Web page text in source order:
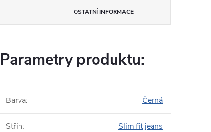
OSTATNÍ INFORMACE
Parametry produktu:
Barva: Černá
Střih: Slim fit jeans